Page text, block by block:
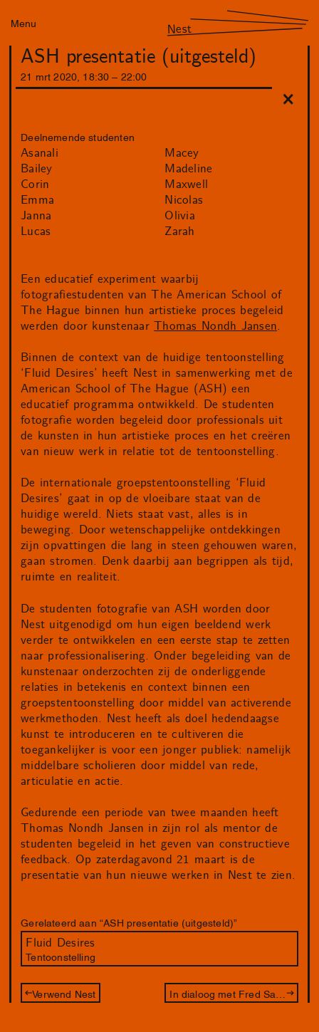
Menu Nest
ASH presentatie (uitgesteld)
21 mrt 2020 18 :30 22 :00
Deelnemende studenten
Asanali
Bailey
Corin
Emma
Janna
Lucas
Macey
Madeline
Maxwell
Nicolas
Olivia
Zarah
Een educatief experiment waarbij
fotografiestudenten van The American School of
The Hague binnen hun artistieke proces begeleid
werden door kunstenaarThomas Nondh Jansen.
Binnen de context van de huidige tentoonstelling
‘Fluid Desires’ heeft Nest in samenwerking met de
American School of The Hague (ASH) een
educatief programma ontwikkeld. De studenten
fotografie worden begeleid door professionals uit
de kunsten in hun artistieke proces en het creëren
van nieuw werk in relatie tot de tentoonstelling.
De internationale groepstentoonstelling ‘Fluid
Desires’ gaat in op de vloeibare staat van de
huidige wereld. Niets staat vast, alles is in
beweging. Door wetenschappelijke ontdekkingen
zijn opvattingen die lang in steen gehouwen waren,
gaan stromen. Denk daarbij aan begrippen als tijd,
ruimte en realiteit.
De studenten fotografie van ASH worden door
Nest uitgenodigd om hun eigen beeldend werk
verder te ontwikkelen en een eerste stap te zetten
naar professionalisering. Onder begeleiding van de
kunstenaar onderzochten zij de onderliggende
relaties in betekenis en context binnen een
groepstentoonstelling door middel van activerende
werkmethoden. Nest heeft als doel hedendaagse
kunst te introduceren en te cultiveren die
toegankelijker is voor een jonger publiek: namelijk
middelbare scholieren door middel van rede,
articulatie en actie.
Gedurende een periode van twee maanden heeft
Thomas Nondh Jansen in zijn rol als mentor de
studenten begeleid in het geven van constructieve
feedback. Op zaterdagavond 21 maart is de
presentatie van hun nieuwe werken in Nest te zien.
Gerelateerd aan “ASH presentatie (uitgesteld)”
Fluid Desires
Tentoonstelling
Verwend Nest